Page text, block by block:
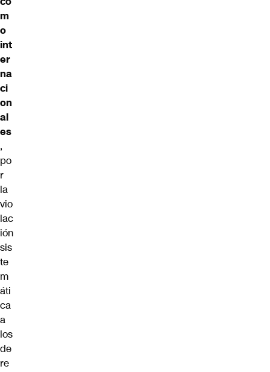
m
o
int
er
na
ci
on
al
es
,
po
r
la
vio
lac
ión
sis
te
m
áti
ca
a
los
de
re